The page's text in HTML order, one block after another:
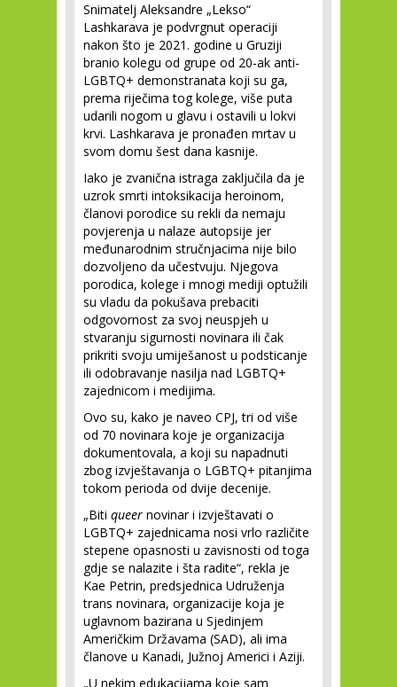
Snimatelj Aleksandre „Lekso“
Lashkarava je podvrgnut operaciji
nakon što je 2021. godine u Gruziji
branio kolegu od grupe od 20-ak anti-
LGBTQ+ demonstranata koji su ga,
prema riječima tog kolege, više puta
udarili nogom u glavu i ostavili u lokvi
krvi. Lashkarava je pronađen mrtav u
svom domu šest dana kasnije.
Iako je zvanična istraga zaključila da je
uzrok smrti intoksikacija heroinom,
članovi porodice su rekli da nemaju
povjerenja u nalaze autopsije jer
međunarodnim stručnjacima nije bilo
dozvoljeno da učestvuju. Njegova
porodica, kolege i mnogi mediji optužili
su vladu da pokušava prebaciti
odgovornost za svoj neuspjeh u
stvaranju sigurnosti novinara ili čak
prikriti svoju umiješanost u podsticanje
ili odobravanje nasilja nad LGBTQ+
zajednicom i medijima.
Ovo su, kako je naveo CPJ, tri od više
od 70 novinara koje je organizacija
dokumentovala, a koji su napadnuti
zbog izvještavanja o LGBTQ+ pitanjima
tokom perioda od dvije decenije.
„Biti queer novinar i izvještavati o
LGBTQ+ zajednicama nosi vrlo različite
stepene opasnosti u zavisnosti od toga
gdje se nalazite i šta radite“, rekla je
Kae Petrin, predsjednica Udruženja
trans novinara, organizacije koja je
uglavnom bazirana u Sjedinjem
Američkim Državama (SAD), ali ima
članove u Kanadi, Južnoj Americi i Aziji.
„U nekim edukacijama koje sam